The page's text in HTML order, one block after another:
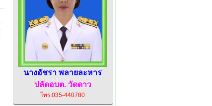
นางอัชรา พลายละหาร
ปลัดอบต. วัดดาว
โทร.035-440780